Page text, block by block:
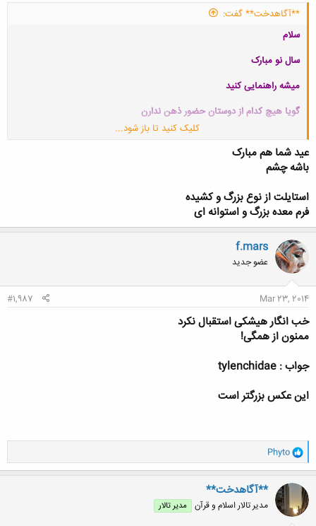
**آگاهدخت** گفت:
سلام
سال نو مبارک
میشه راهنمایی کنید
گویا هیچ کدام از دوستان حضور ذهن ندارن
کلیک کنید تا باز شود...
عید شما هم مبارک
باشه چشم
استایلت از نوع بزرگ و کشیده
فرم معده بزرگ و استوانه ای
f.mars
عضو جدید
Mar 23, 2014
#1,987
خب انگار هیشکی استقبال نکرد
ممنون از همگی!
جواب : tylenchidae
این عکس بزرگتر است
و
ا
ک
ن
ش
ه
ا
Phyto
**آگاهدخت**
مدیر تالار اسلام و قرآن مدیر تالار